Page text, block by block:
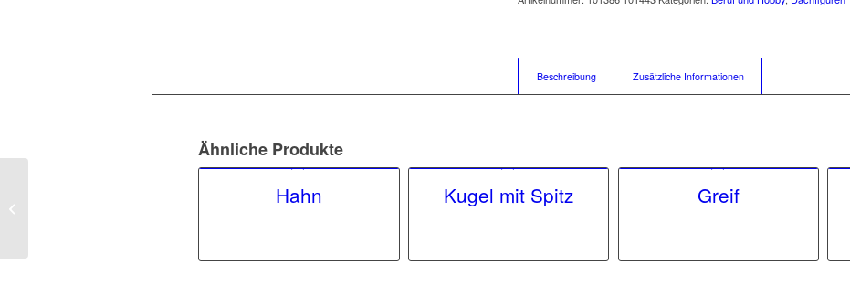
Beschreibung Zusätzliche Informationen
Ähnliche Produkte
Hahn Kugel mit Spitz Greif